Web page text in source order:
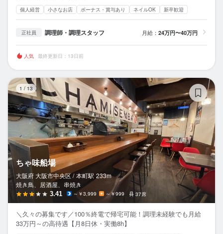
個人経営 小さなお店 ボーナス・賞与あり ネイルOK 新卒歓迎
正社員 調理師・調理スタッフ 月給： 24万円〜40万円
人気 最終更新日：13日前
1 / 13
ちゃ味船場
大阪府 大阪市中央区 / 本町駅 233m
焼き鳥、居酒屋、串焼き
3.41 ～￥3,999 ～￥999 37席
＼久々の募集です／100％終電で帰宅可能！調理未経験でも月給
33万円～の高待遇【月8日休・実働8h】